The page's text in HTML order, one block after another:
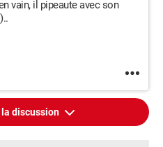
vain, il pipeaute avec son
discussion